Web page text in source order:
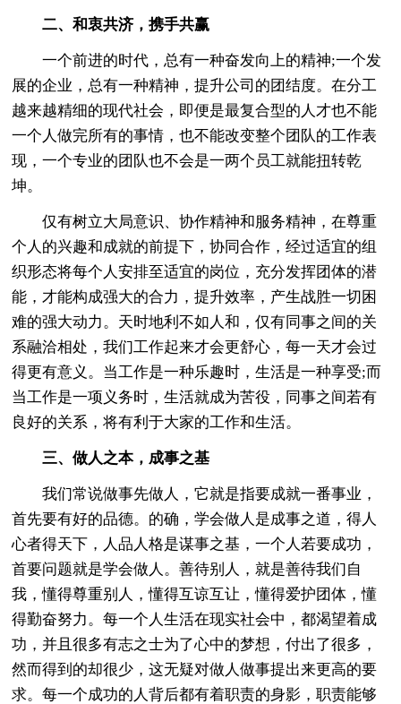
二、和衷共济，携手共赢
一个前进的时代，总有一种奋发向上的精神;一个发
展的企业，总有一种精神，提升公司的团结度。在分工
越来越精细的现代社会，即便是最复合型的人才也不能
一个人做完所有的事情，也不能改变整个团队的工作表
现，一个专业的团队也不会是一两个员工就能扭转乾
坤。
仅有树立大局意识、协作精神和服务精神，在尊重
个人的兴趣和成就的前提下，协同合作，经过适宜的组
织形态将每个人安排至适宜的岗位，充分发挥团体的潜
能，才能构成强大的合力，提升效率，产生战胜一切困
难的强大动力。天时地利不如人和，仅有同事之间的关
系融洽相处，我们工作起来才会更舒心，每一天才会过
得更有意义。当工作是一种乐趣时，生活是一种享受;而
当工作是一项义务时，生活就成为苦役，同事之间若有
良好的关系，将有利于大家的工作和生活。
三、做人之本，成事之基
我们常说做事先做人，它就是指要成就一番事业，
首先要有好的品德。的确，学会做人是成事之道，得人
心者得天下，人品人格是谋事之基，一个人若要成功，
首要问题就是学会做人。善待别人，就是善待我们自
我，懂得尊重别人，懂得互谅互让，懂得爱护团体，懂
得勤奋努力。每一个人生活在现实社会中，都渴望着成
功，并且很多有志之士为了心中的梦想，付出了很多，
然而得到的却很少，这无疑对做人做事提出来更高的要
求。每一个成功的人背后都有着职责的身影，职责能够